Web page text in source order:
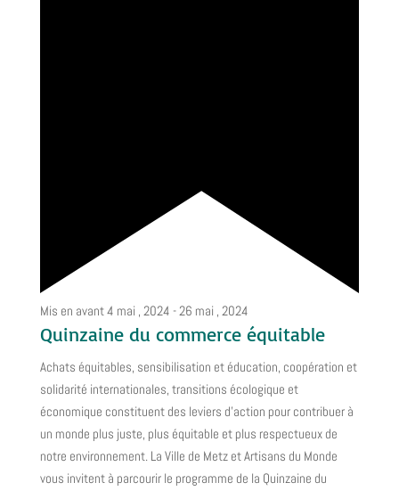
Mis en avant4 mai , 2024 -26 mai , 2024
Quinzaine du commerce équitable
Achats équitables, sensibilisation et éducation, coopération et
solidarité internationales, transitions écologique et
économique constituent des leviers d’action pour contribuer à
un monde plus juste, plus équitable et plus respectueux de
notre environnement. La Ville de Metz et Artisans du Monde
vous invitent à parcourir le programme de la Quinzaine du